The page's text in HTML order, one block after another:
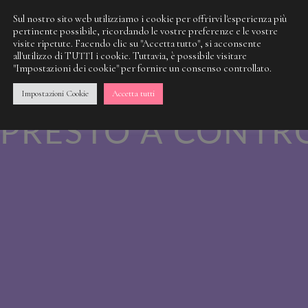
NOSTRA
QUALCOSA DI
PRESTO A
Sul nostro sito web utilizziamo i cookie per offrirvi l'esperienza più
pertinente possibile, ricordando le vostre preferenze e le vostre
visite ripetute. Facendo clic su "Accetta tutto", si acconsente
all'utilizzo di TUTTI i cookie. Tuttavia, è possibile visitare
"Impostazioni dei cookie" per fornire un consenso controllato.
Impostazioni Cookie Accetta tutti